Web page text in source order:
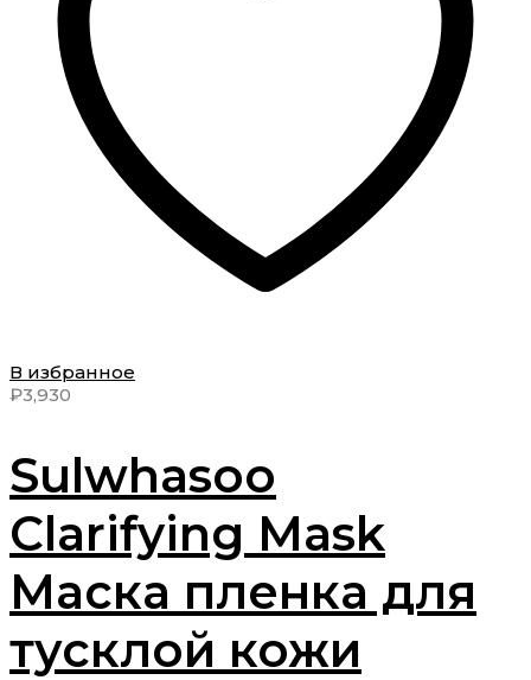
В избранное
₽3,930
Sulwhasoo
Clarifying Mask
Маска пленка для
тусклой кожи